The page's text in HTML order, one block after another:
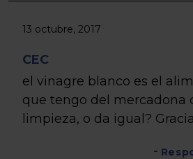
13 octubre, 2017
CEC
el vinagre blanco es el
que tengo del mercadona
limpieza, o da igual?